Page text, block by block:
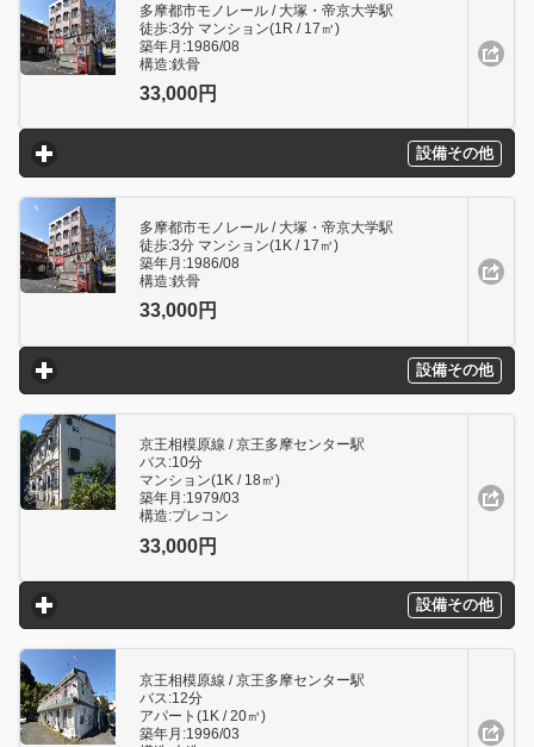
多摩都市モノレール / 大塚・帝京大学駅
徒歩:3分 マンション(1R / 17㎥)
築年月:1986/08
構造:鉄骨
33,000円
設備その他
click to expand contents
多摩都市モノレール / 大塚・帝京大学駅
徒歩:3分 マンション(1K / 17㎥)
築年月:1986/08
構造:鉄骨
33,000円
設備その他
click to expand contents
京王相模原線 / 京王多摩センター駅
バス:10分
マンション(1K / 18㎥)
築年月:1979/03
構造:プレコン
33,000円
設備その他
click to expand contents
京王相模原線 / 京王多摩センター駅
バス:12分
アパート(1K / 20㎥)
築年月:1996/03